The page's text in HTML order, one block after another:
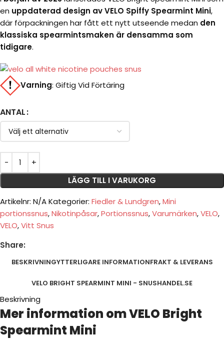
en uppdaterad design avVELO Spiffy Spearmint Mini,
där förpackningen har fått ett nytt utseende medan den
klassiska spearmintsmaken är densamma som
tidigare.
Varning: Giftig Vid Förtäring
ANTAL
LÄGG TILL I VARUKORG
Artikelnr: N/AKategorier: Fiedler & Lundgren,Mini
portionssnus,Nikotinpåsar,Portionssnus,Varumärken,VELO,
VELO,Vitt Snus
Share:
BESKRIVNINGYTTERLIGARE INFORMATIONFRAKT & LEVERANS
VELO BRIGHT SPEARMINT MINI - SNUSHANDEL.SE
Beskrivning
Mer information om VELO Bright
Spearmint Mini